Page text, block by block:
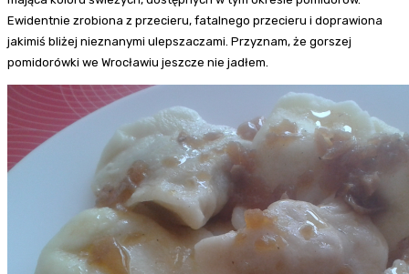
Ewidentnie zrobiona z przecieru, fatalnego przecieru i doprawiona
jakimiś bliżej nieznanymi ulepszaczami. Przyznam, że gorszej
pomidorówki we Wrocławiu jeszcze nie jadłem.